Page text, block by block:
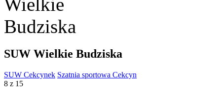
SUW Wielkie Budziska
SUW Cekcynek Szatnia sportowa Cekcyn
8 z 15